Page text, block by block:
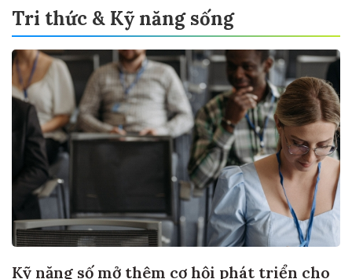
Tri thức & Kỹ năng sống
Kỹ năng số mở thêm cơ hội phát triển cho